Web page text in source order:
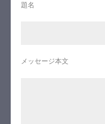
題名
メッセージ本文